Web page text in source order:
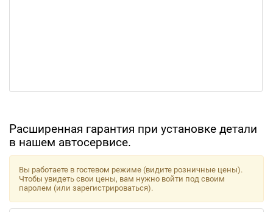
Расширенная гарантия при установке детали
в нашем автосервисе.
Вы работаете в гостевом режиме (видите розничные цены).
Чтобы увидеть свои цены, вам нужно войти под своим
паролем (или зарегистрироваться).